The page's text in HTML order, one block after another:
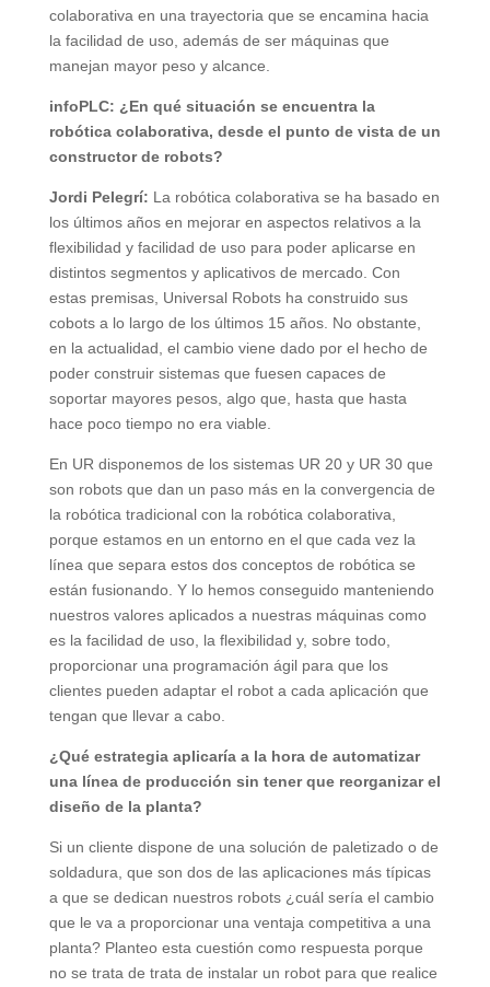
colaborativa en una trayectoria que se encamina hacia
la facilidad de uso, además de ser máquinas que
manejan mayor peso y alcance.
infoPLC: ¿En qué situación se encuentra la
robótica colaborativa, desde el punto de vista de un
constructor de robots?
Jordi Pelegrí: La robótica colaborativa se ha basado en
los últimos años en mejorar en aspectos relativos a la
flexibilidad y facilidad de uso para poder aplicarse en
distintos segmentos y aplicativos de mercado. Con
estas premisas, Universal Robots ha construido sus
cobots a lo largo de los últimos 15 años. No obstante,
en la actualidad, el cambio viene dado por el hecho de
poder construir sistemas que fuesen capaces de
soportar mayores pesos, algo que, hasta que hasta
hace poco tiempo no era viable.
En UR disponemos de los sistemas UR 20 y UR 30 que
son robots que dan un paso más en la convergencia de
la robótica tradicional con la robótica colaborativa,
porque estamos en un entorno en el que cada vez la
línea que separa estos dos conceptos de robótica se
están fusionando. Y lo hemos conseguido manteniendo
nuestros valores aplicados a nuestras máquinas como
es la facilidad de uso, la flexibilidad y, sobre todo,
proporcionar una programación ágil para que los
clientes pueden adaptar el robot a cada aplicación que
tengan que llevar a cabo.
¿Qué estrategia aplicaría a la hora de automatizar
una línea de producción sin tener que reorganizar el
diseño de la planta?
Si un cliente dispone de una solución de paletizado o de
soldadura, que son dos de las aplicaciones más típicas
a que se dedican nuestros robots ¿cuál sería el cambio
que le va a proporcionar una ventaja competitiva a una
planta? Planteo esta cuestión como respuesta porque
no se trata de trata de instalar un robot para que realice